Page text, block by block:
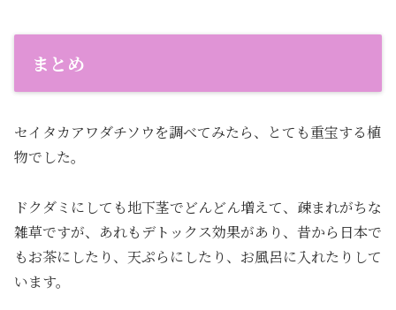
まとめ
セイタカアワダチソウを調べてみたら、とても重宝する植
物でした。
ドクダミにしても地下茎でどんどん増えて、疎まれがちな
雑草ですが、あれもデトックス効果があり、昔から日本で
もお茶にしたり、天ぷらにしたり、お風呂に入れたりして
います。